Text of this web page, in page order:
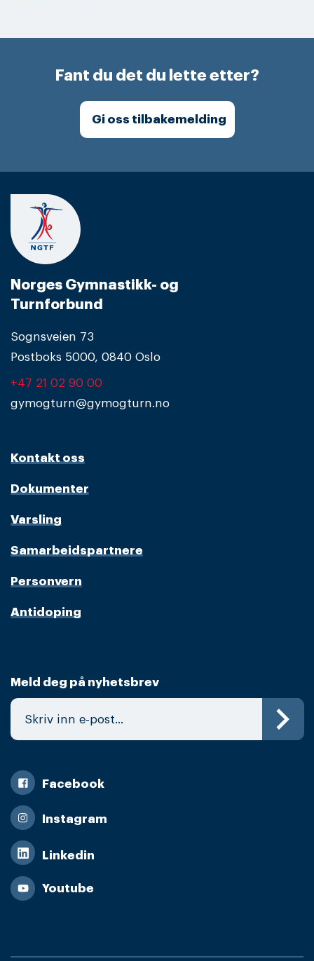
Fant du det du lette etter?
Gi oss tilbakemelding
Norges Gymnastikk- og
Turnforbund
Sognsveien 73
Postboks 5000, 0840 Oslo
+47 21 02 90 00
gymogturn@gymogturn.no
Kontakt oss
Dokumenter
Varsling
Samarbeidspartnere
Personvern
Antidoping
Meld deg på nyhetsbrev
Facebook
Instagram
Linkedin
Youtube